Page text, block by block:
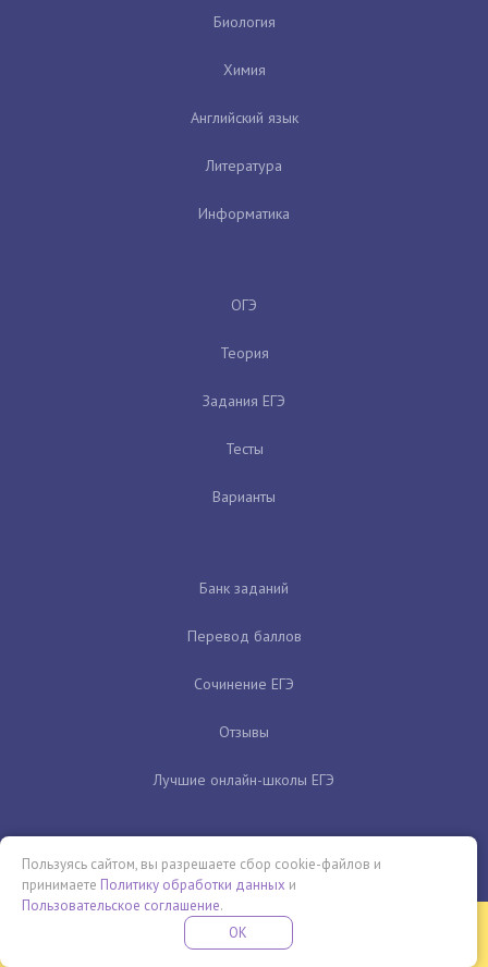
Биология
Химия
Английский язык
Литература
Информатика
ОГЭ
Теория
Задания ЕГЭ
Тесты
Варианты
Банк заданий
Перевод баллов
Сочинение ЕГЭ
Отзывы
Лучшие онлайн-школы ЕГЭ
Бесплатная летняя школа
ПРОВЕДИ ЭТО ЛЕТО С ПОЛЬЗОЙ
Пользуясь сайтом, вы разрешаете сбор cookie-файлов и
принимаете Политику обработки данных и
Пользовательское соглашение.
OK